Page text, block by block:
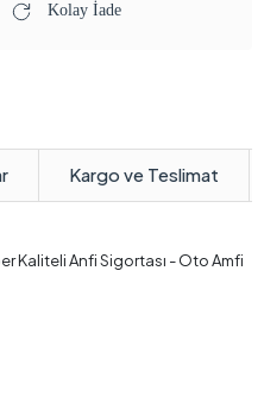
Kolay İade
Kargo ve Teslimat
Kaliteli Anfi Sigortası - Oto Amfi